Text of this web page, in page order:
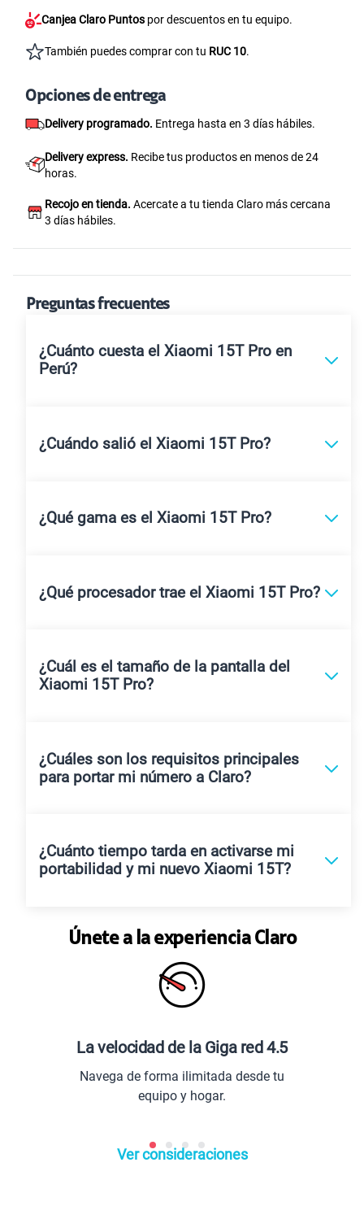
Canjea Claro Puntos por descuentos en tu equipo.
También puedes comprar con tu RUC 10.
Opciones de entrega
Delivery programado. Entrega hasta en 3 días hábiles.
Delivery express. Recibe tus productos en menos de 24
horas.
Recojo en tienda. Acercate a tu tienda Claro más cercana
3 días hábiles.
Preguntas frecuentes
¿Cuánto cuesta el Xiaomi 15T Pro en
Perú?
¿Cuándo salió el Xiaomi 15T Pro?
¿Qué gama es el Xiaomi 15T Pro?
¿Qué procesador trae el Xiaomi 15T Pro?
¿Cuál es el tamaño de la pantalla del
Xiaomi 15T Pro?
¿Cuáles son los requisitos principales
para portar mi número a Claro?
¿Cuánto tiempo tarda en activarse mi
portabilidad y mi nuevo Xiaomi 15T?
Únete a la experiencia Claro
red 4.5 Red 5G
Disfruta de una gran
línea de telefonía móvil
Ver consideraciones